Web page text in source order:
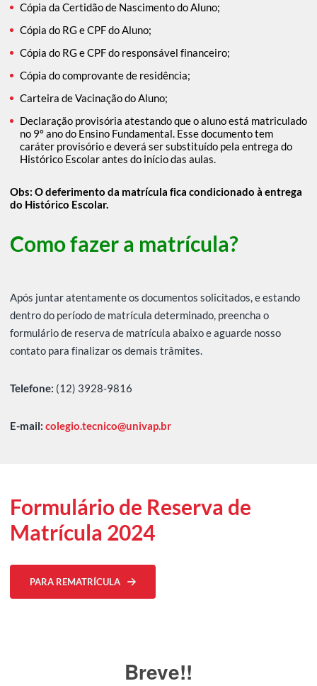
Cópia da Certidão de Nascimento do Aluno;
Cópia do RG e CPF do Aluno;
Cópia do RG e CPF do responsável financeiro;
Cópia do comprovante de residência;
Carteira de Vacinação do Aluno;
Declaração provisória atestando que o aluno está matriculado
no 9º ano do Ensino Fundamental. Esse documento tem
caráter provisório e deverá ser substituído pela entrega do
Histórico Escolar antes do início das aulas.
Obs: O deferimento da matrícula fica condicionado à entrega
do Histórico Escolar.
Como fazer a matrícula?
Após juntar atentamente os documentos solicitados, e estando
dentro do período de matrícula determinado, preencha o
formulário de reserva de matrícula abaixo e aguarde nosso
contato para finalizar os demais trâmites.
Telefone: (12) 3928-9816
E-mail: colegio.tecnico@univap.br
Formulário de Reserva de
Matrícula 2024
PARA REMATRÍCULA